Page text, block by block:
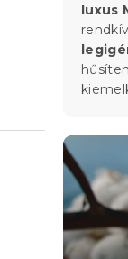
luxus